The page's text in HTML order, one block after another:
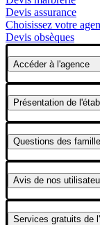
Devis assurance
Choisissez votre
Devis obsèques
Accéderà l'agence
Présentation de
Questions des
Avis de nos
Services gratuits de